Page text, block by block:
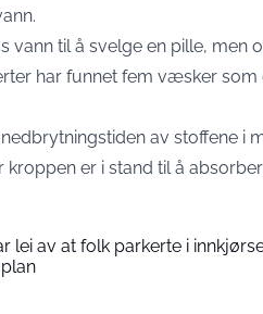
vann til å svelge en pille, men
har funnet fem væsker
av stoffene i
er i stand til å
lei av at folk parkerte i